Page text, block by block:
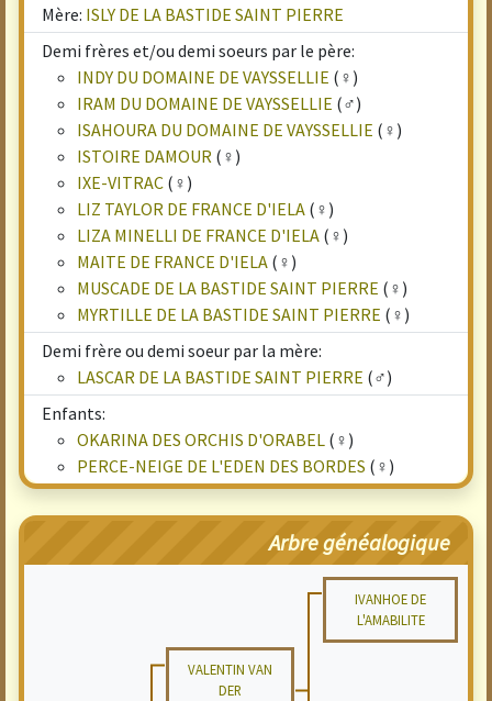
Mère: ISLY DE LA BASTIDE SAINT PIERRE
Demi frères et/ou demi soeurs par le père:
INDY DU DOMAINE DE VAYSSELLIE (♀)
IRAM DU DOMAINE DE VAYSSELLIE (♂)
ISAHOURA DU DOMAINE DE VAYSSELLIE (♀)
ISTOIRE DAMOUR (♀)
IXE-VITRAC (♀)
LIZ TAYLOR DE FRANCE D'IELA (♀)
LIZA MINELLI DE FRANCE D'IELA (♀)
MAITE DE FRANCE D'IELA (♀)
MUSCADE DE LA BASTIDE SAINT PIERRE (♀)
MYRTILLE DE LA BASTIDE SAINT PIERRE (♀)
Demi frère ou demi soeur par la mère:
LASCAR DE LA BASTIDE SAINT PIERRE (♂)
Enfants:
OKARINA DES ORCHIS D'ORABEL (♀)
PERCE-NEIGE DE L'EDEN DES BORDES (♀)
Arbre généalogique
IVANHOE DE
L'AMABILITE
VALENTIN VAN
DER